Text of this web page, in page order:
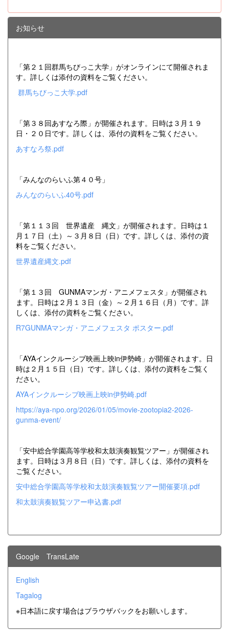
お知らせ
「第２１回群馬ちびっこ大学」がオンラインにて開催されま
す。詳しくは添付の資料をご覧ください。
群馬ちびっこ大学.pdf
「第３８回あすなろ際」が開催されます。日時は３月１９
日・２０日です。詳しくは、添付の資料をご覧ください。
あすなろ祭.pdf
「みんなのらいふ第４０号」
みんなのらいふ40号.pdf
「第１１３回 世界遺産 縄文」が開催されます。日時は１
月１７日（土）～３月８日（日）です。詳しくは、添付の資
料をご覧ください。
世界遺産縄文.pdf
「第１３回 GUNMAマンガ・アニメフェスタ」が開催され
ます。日時は２月１３日（金）～２月１６日（月）です。詳
しくは、添付の資料をご覧ください。
R7GUNMAマンガ・アニメフェスタ ポスター.pdf
「AYAインクルーシブ映画上映in伊勢崎」が開催されます。日
時は２月１５日（日）です。詳しくは、添付の資料をご覧く
ださい。
AYAインクルーシブ映画上映in伊勢崎.pdf
https://aya-npo.org/2026/01/05/movie-zootopia2-2026-
gunma-event/
「安中総合学園高等学校和太鼓演奏観覧ツアー」が開催され
ます。日時は３月８日（日）です。詳しくは、添付の資料を
ご覧ください。
安中総合学園高等学校和太鼓演奏観覧ツアー開催要項.pdf
和太鼓演奏観覧ツアー申込書.pdf
Google TransLate
English
Tagalog
※日本語に戻す場合はブラウザバックをお願いします。